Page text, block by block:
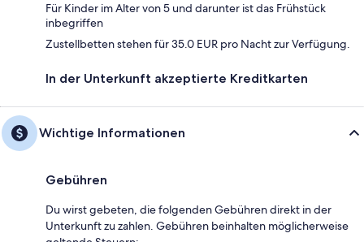
Für Kinder im Alter von 5 und darunter ist das Frühstück
inbegriffen
Zustellbetten stehen für 35.0 EUR pro Nacht zur Verfügung.
In der Unterkunft akzeptierte Kreditkarten
Wichtige Informationen
Gebühren
Du wirst gebeten, die folgenden Gebühren direkt in der
Unterkunft zu zahlen. Gebühren beinhalten möglicherweise